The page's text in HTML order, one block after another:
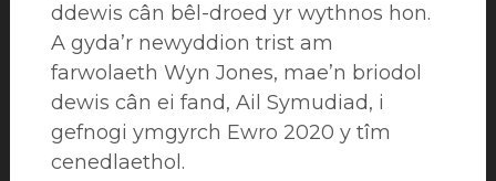
ddewis cân bêl-droed yr wythnos hon.
A gyda’r newyddion trist am
farwolaeth Wyn Jones, mae’n briodol
dewis cân ei fand, Ail Symudiad, i
gefnogi ymgyrch Ewro 2020 y tîm
cenedlaethol.